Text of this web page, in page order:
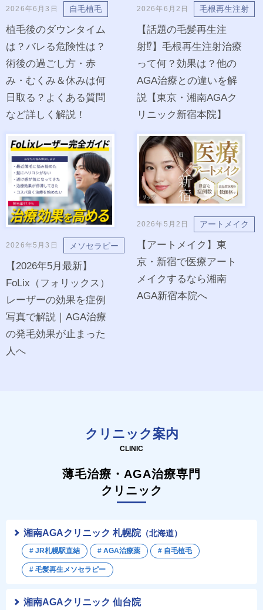
2026年6月3日 自毛植毛
植毛後のダウンタイム
は？バレる危険性は？
術後の過ごし方・赤
み・むくみ＆休みは何
日取る？よくある質問
など詳しく解説！
2026年6月2日 毛根再生注射
【話題の毛髪再生注
射⁉︎】毛根再生注射治療
って何？効果は？他の
AGA治療との違いを解
説【東京・湘南AGAク
リニック新宿本院】
2026年5月3日 メソセラピー
【2026年5月最新】
FoLix（フォリックス）
レーザーの効果を症例
写真で解説｜AGA治療
の発毛効果が止まった
人へ
2026年5月2日 アートメイク
【アートメイク】東
京・新宿で医療アート
メイクするなら湘南
AGA新宿本院へ
クリニック案内
CLINIC
薄毛治療・AGA治療専門
クリニック
湘南AGAクリニック 札幌院（北海道）
# JR札幌駅直結 # AGA治療薬 # 自毛植毛
# 毛髪再生メソセラピー
湘南AGAクリニック 仙台院